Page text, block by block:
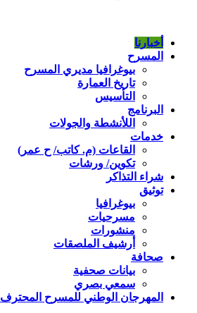
أخبارنا
المسرح
بيوغرافيا مديري المسرح
تاريخ العمارة
التأسيس
البرنامج
اللأنشطة والجولات
خدمات
القاعات (م. كاتب/ ح عمر)
تكوين/ ورشات
شراء التذاكر
توثيق
بيوغرافيا
مسرحيات
منشورات
أرشيف الملصقات
صحافة
بيانات صحفية
سمعي بصري
المهرجان الوطني للمسرح المحترف